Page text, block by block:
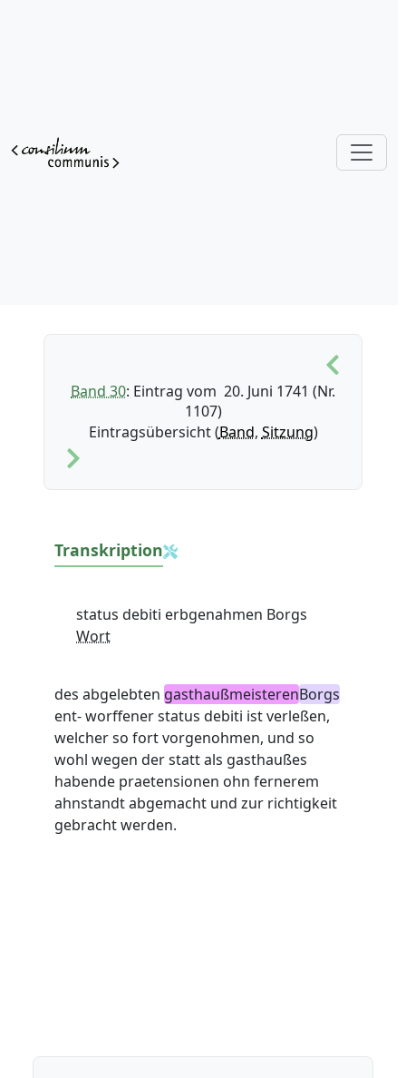
Band 30: Eintrag vom 20. Juni 1741 (Nr.
1107)
Eintragsübersicht (Band, Sitzung)
Transkription
status debiti erbgenahmen Borgs
Wort
des abgelebten gasthaußmeisterenBorgs
ent- worffener status debiti ist verleßen,
welcher so fort vorgenohmen, und so
wohl wegen der statt als gasthaußes
habende praetensionen ohn fernerem
ahnstandt abgemacht und zur richtigkeit
gebracht werden.